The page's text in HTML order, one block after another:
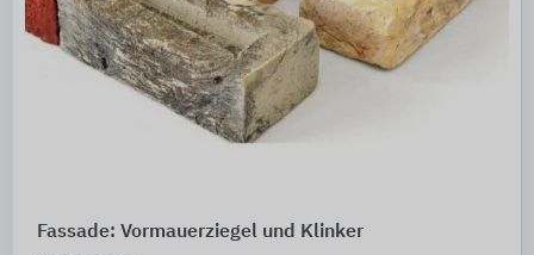
Fassade: Vormauerziegel und Klinker